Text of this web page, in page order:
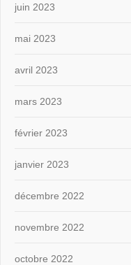
juin 2023
mai 2023
avril 2023
mars 2023
février 2023
janvier 2023
décembre 2022
novembre 2022
octobre 2022